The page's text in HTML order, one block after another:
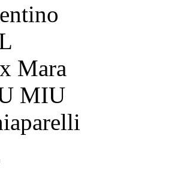
Mara
MIU